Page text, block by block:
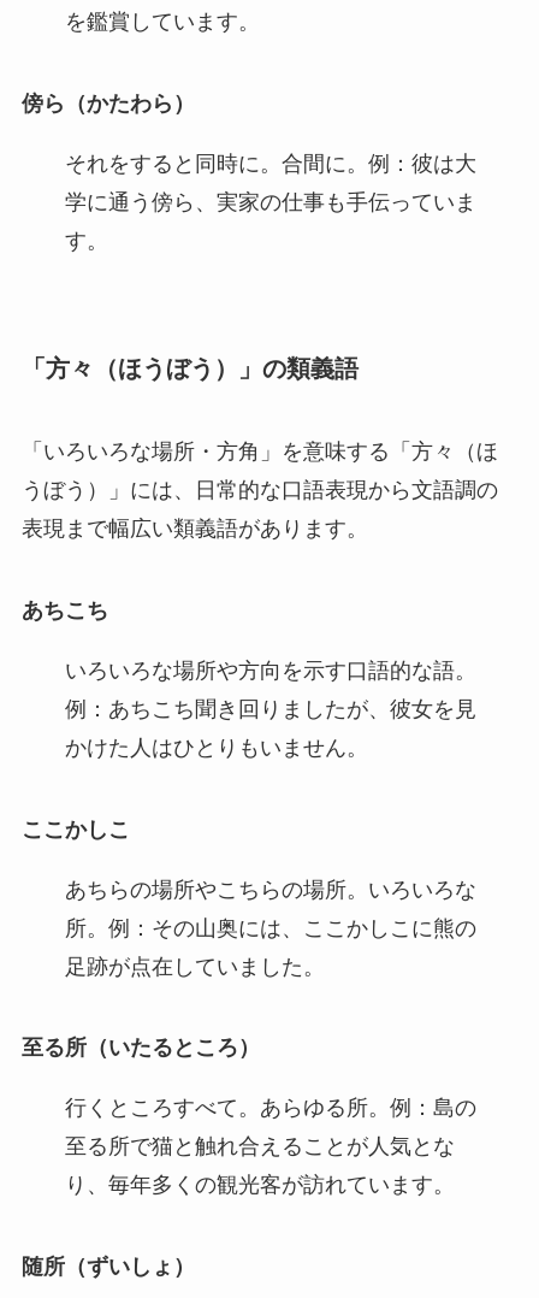
を鑑賞しています。
傍ら（かたわら）
それをすると同時に。合間に。例：彼は大
学に通う傍ら、実家の仕事も手伝っていま
す。
「方々（ほうぼう）」の類義語
「いろいろな場所・方角」を意味する「方々（ほ
うぼう）」には、日常的な口語表現から文語調の
表現まで幅広い類義語があります。
あちこち
いろいろな場所や方向を示す口語的な語。
例：あちこち聞き回りましたが、彼女を見
かけた人はひとりもいません。
ここかしこ
あちらの場所やこちらの場所。いろいろな
所。例：その山奥には、ここかしこに熊の
足跡が点在していました。
至る所（いたるところ）
行くところすべて。あらゆる所。例：島の
至る所で猫と触れ合えることが人気とな
り、毎年多くの観光客が訪れています。
随所（ずいしょ）